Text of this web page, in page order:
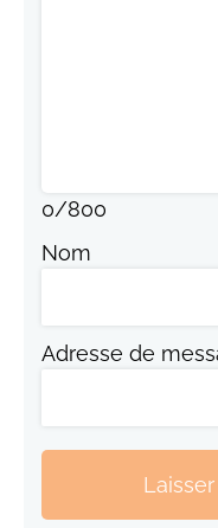
0/800
Nom
Adresse de